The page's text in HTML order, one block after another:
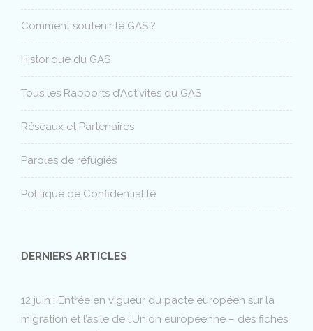
Comment soutenir le GAS ?
Historique du GAS
Tous les Rapports d’Activités du GAS
Réseaux et Partenaires
Paroles de réfugiés
Politique de Confidentialité
DERNIERS ARTICLES
12 juin : Entrée en vigueur du pacte européen sur la
migration et l’asile de l’Union européenne – des fiches